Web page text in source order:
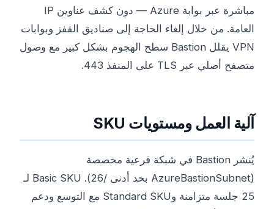
مباشرة عبر بوابة Azure — دون كشف عناوين IP
العامة. من خلال إلغاء الحاجة إلى صناديق القفز وبوابات
VPN يقلل Bastion سطح الهجوم بشكل كبير مع وصول
متصفح أصلي عبر TLS على المنفذ 443.
آلية العمل ومستويات SKU
يُنشر Bastion في شبكة فرعية مخصصة
(AzureBastionSubnet بحد أدنى /26). Basic SKU لـ
25 جلسة متزامنة وStandard SKU مع التوسع ودعم